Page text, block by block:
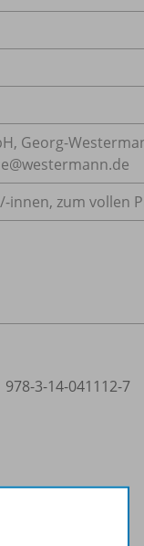
Georg-
-innen, zum vollen
978-3-14-041112-7